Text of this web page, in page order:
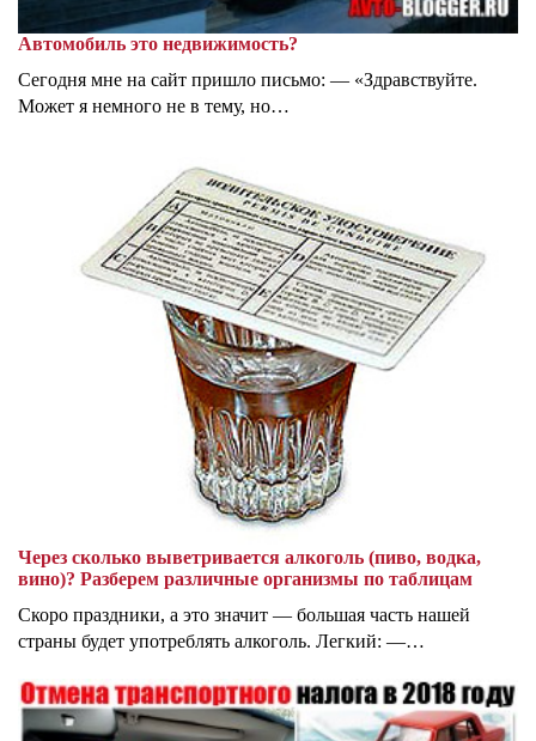
Автомобиль это недвижимость?
Сегодня мне на сайт пришло письмо: — «Здравствуйте.
Может я немного не в тему, но…
Через сколько выветривается алкоголь (пиво, водка,
вино)? Разберем различные организмы по таблицам
Скоро праздники, а это значит — большая часть нашей
страны будет употреблять алкоголь. Легкий: —…